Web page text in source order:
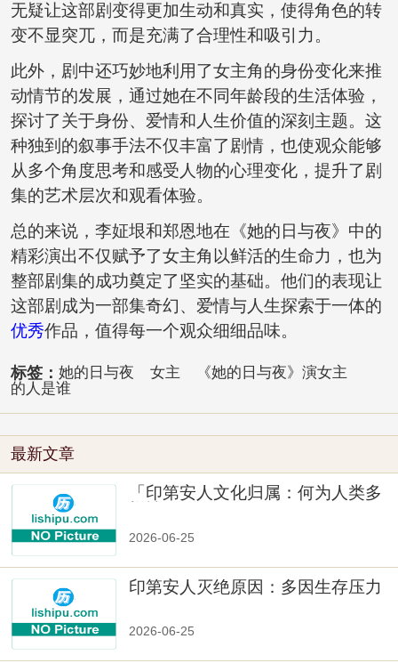
无疑让这部剧变得更加生动和真实，使得角色的转
变不显突兀，而是充满了合理性和吸引力。
此外，剧中还巧妙地利用了女主角的身份变化来推
动情节的发展，通过她在不同年龄段的生活体验，
探讨了关于身份、爱情和人生价值的深刻主题。这
种独到的叙事手法不仅丰富了剧情，也使观众能够
从多个角度思考和感受人物的心理变化，提升了剧
集的艺术层次和观看体验。
总的来说，李姃垠和郑恩地在《她的日与夜》中的
精彩演出不仅赋予了女主角以鲜活的生命力，也为
整部剧集的成功奠定了坚实的基础。他们的表现让
这部剧成为一部集奇幻、爱情与人生探索于一体的
优秀作品，值得每一个观众细细品味。
标签： 她的日与夜 女主
《她的日与夜》演女主
的人是谁
最新文章
「印第安人文化归属：何为人类多
2026-06-25
印第安人灭绝原因：多因生存压力
2026-06-25